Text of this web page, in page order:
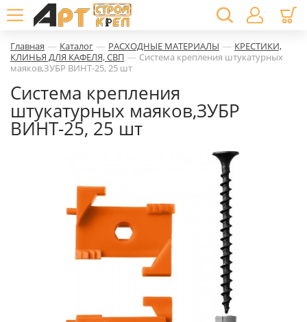
Главная — Каталог — РАСХОДНЫЕ МАТЕРИАЛЫ — КРЕСТИКИ,
КЛИНЬЯ ДЛЯ КАФЕЛЯ, СВП — Система крепления штукатурных
маяков,ЗУБР ВИНТ-25, 25 шт
Система крепления
штукатурных маяков,ЗУБР
ВИНТ-25, 25 шт